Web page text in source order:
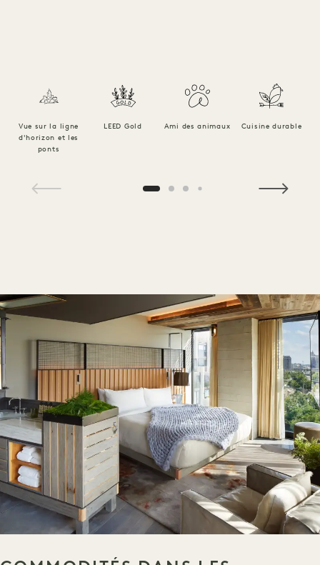
Vue sur la ligne
d'horizon et les
ponts
LEED Gold Ami des animaux Cuisine durable